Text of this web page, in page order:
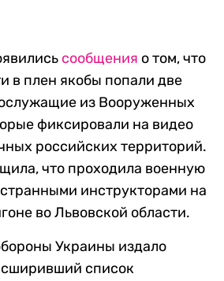
сообщения о том, что
в плен якобы попали две
из Вооруженных
фиксировали на видео
российских территорий.
что проходила военную
инструкторами на
во Львовской области.
Украины издало
список